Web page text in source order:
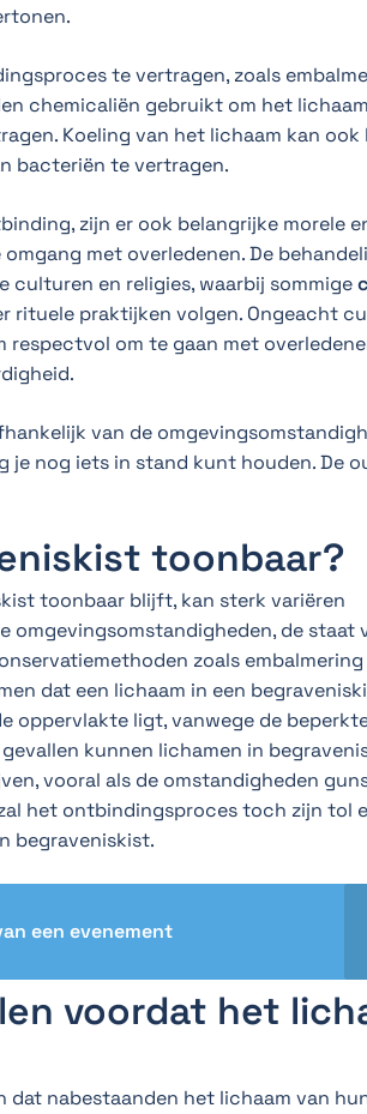
te vertragen, zoals
chemicaliën gebruikt om het
Koeling van het lichaam kan ook
bacteriën te vertragen.
zijn er ook belangrijke morele
met overledenen. De
en religies, waarbij sommige
rituele praktijken volgen. Ongeacht
om te gaan met
van de
je nog iets in stand kunt houden. De
toonbaar?
toonbaar blijft, kan sterk variëren
omgevingsomstandigheden, de staat
zoals embalmering
dat een lichaam in een
oppervlakte ligt, vanwege de
kunnen lichamen in
vooral als de omstandigheden
het ontbindingsproces toch zijn tol
begraveniskist.
een evenement
voordat het
dat nabestaanden het lichaam van